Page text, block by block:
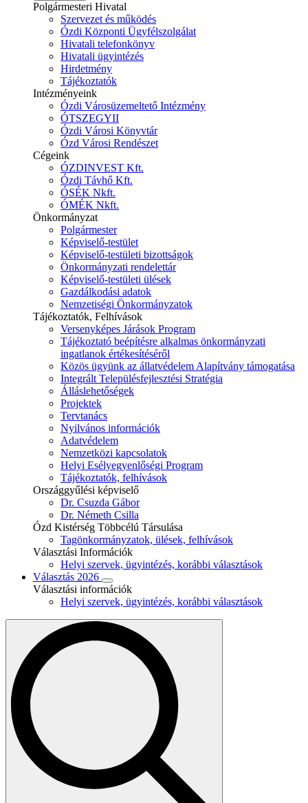
Polgármesteri Hivatal
Szervezet és működés
Ózdi Központi Ügyfélszolgálat
Hivatali telefonkönyv
Hivatali ügyintézés
Hirdetmény
Tájékoztatók
Intézményeink
Ózdi Városüzemeltető Intézmény
ÓTSZEGYII
Ózdi Városi Könyvtár
Ózd Városi Rendészet
Cégeink
ÓZDINVEST Kft.
Ózdi Távhő Kft.
ÓSÉK Nkft.
ÓMÉK Nkft.
Önkormányzat
Polgármester
Képviselő-testület
Képviselő-testületi bizottságok
Önkormányzati rendelettár
Képviselő-testületi ülések
Gazdálkodási adatok
Nemzetiségi Önkormányzatok
Tájékoztatók, Felhívások
Versenyképes Járások Program
Tájékoztató beépítésre alkalmas önkormányzati
ingatlanok értékesítéséről
Közös ügyünk az állatvédelem Alapítvány támogatása
Integrált Településfejlesztési Stratégia
Álláslehetőségek
Projektek
Tervtanács
Nyilvános információk
Adatvédelem
Nemzetközi kapcsolatok
Helyi Esélyegyenlőségi Program
Tájékoztatók, felhívások
Országgyűlési képviselő
Dr. Csuzda Gábor
Dr. Németh Csilla
Ózd Kistérség Többcélú Társulása
Tagönkormányzatok, ülések, felhívások
Választási Információk
Helyi szervek, ügyintézés, korábbi választások
Választás 2026
Választási információk
Helyi szervek, ügyintézés, korábbi választások